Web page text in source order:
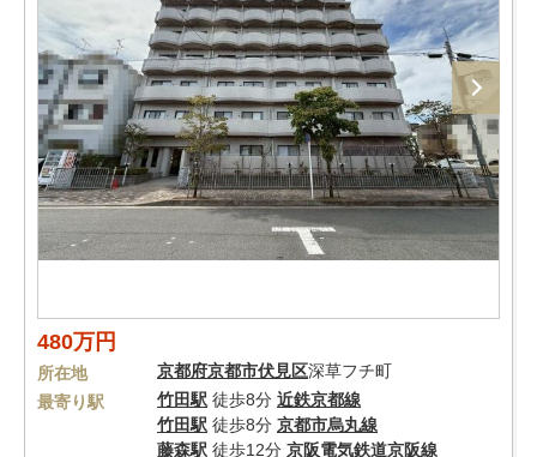
480万円
所在地 京都府京都市伏見区深草フチ町
最寄り駅
竹田駅 徒歩8分 近鉄京都線
竹田駅 徒歩8分 京都市烏丸線
藤森駅 徒歩12分 京阪電気鉄道京阪線